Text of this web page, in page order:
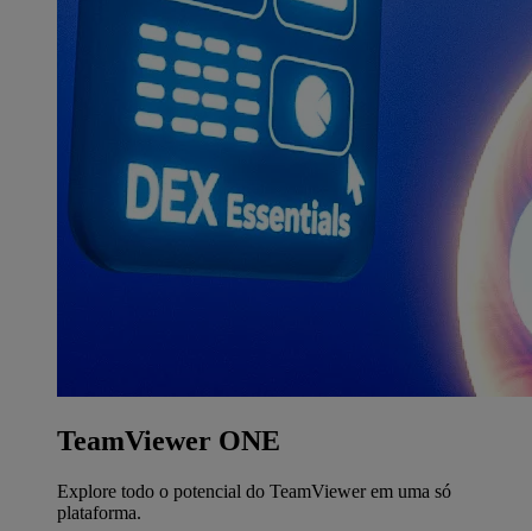
TeamViewer ONE
Explore todo o potencial do TeamViewer em uma só
plataforma.